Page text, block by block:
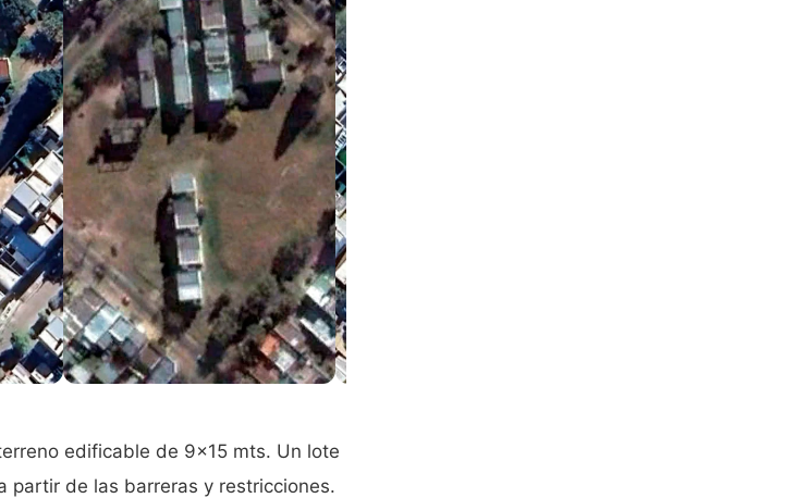
edificable de 9x15 mts. Un lote
partir de las barreras y restricciones.